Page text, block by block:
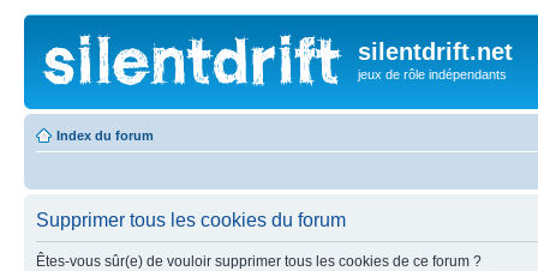
silentdrift.net
jeux de rôle indépendants
Index du forum
Supprimer tous les cookies du forum
Êtes-vous sûr(e) de vouloir supprimer tous les cookies de ce forum ?